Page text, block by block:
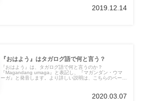
2019.12.14
『おはよう』はタガログ語で何と言う？
『おはよう』は、タガログ語で何と言うのか？
『Magandang umaga』と表記し、『マガンダン・ウマ
ーガ』と発音します。より詳しい説明は、こちらのページ
2020.03.07